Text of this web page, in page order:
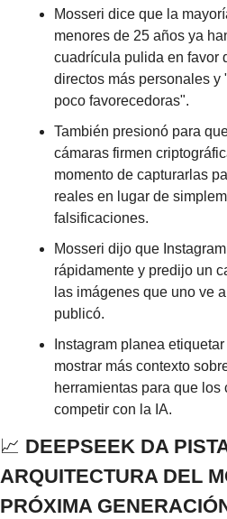
Mosseri dice que la
menores de 25 años ya
cuadrícula pulida en favor
directos más personales y
poco favorecedoras".
También presionó para
cámaras firmen
momento de capturarlas
reales en lugar de
falsificaciones.
Mosseri dijo que
rápidamente y predijo un
las imágenes que uno ve
publicó.
Instagram planea
mostrar más contexto
herramientas para que los
competir con la IA.
📈 DEEPSEEK DA
ARQUITECTURA DEL
PRÓXIMA